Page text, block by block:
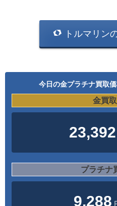
トルマリン
今日の金プラチナ買取
金買
23,392
プラチナ
9,288